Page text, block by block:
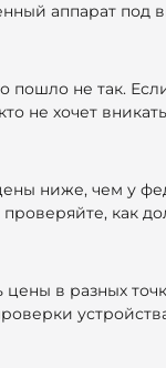
аппарат под
пошло не так.
не хочет
ниже, чем у
как
в разных